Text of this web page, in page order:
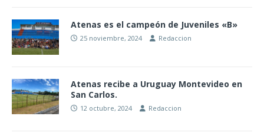
Atenas es el campeón de Juveniles «B»
25 noviembre, 2024 Redaccion
Atenas recibe a Uruguay Montevideo en
San Carlos.
12 octubre, 2024 Redaccion